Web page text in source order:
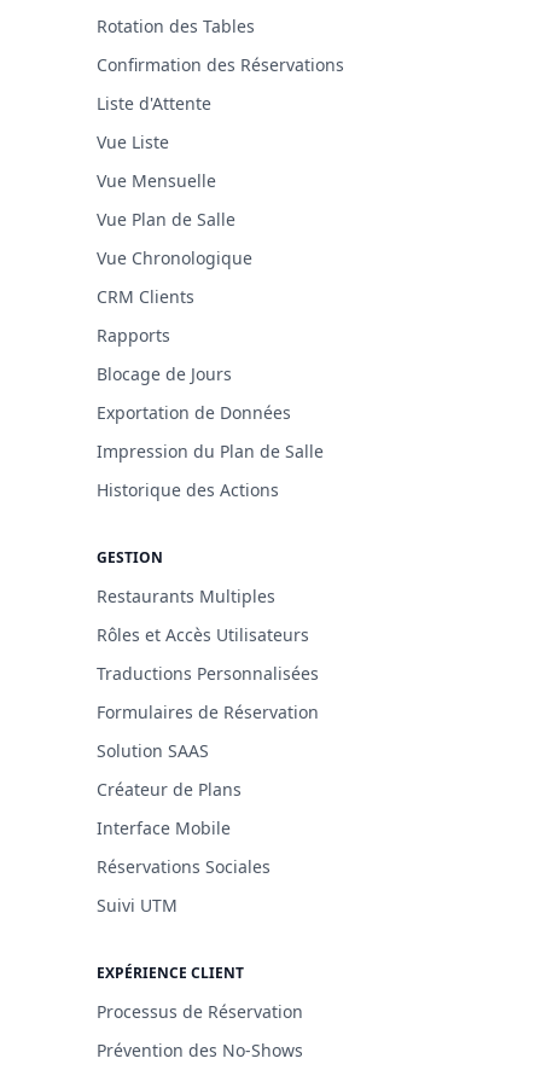
Rotation des Tables
Confirmation des Réservations
Liste d'Attente
Vue Liste
Vue Mensuelle
Vue Plan de Salle
Vue Chronologique
CRM Clients
Rapports
Blocage de Jours
Exportation de Données
Impression du Plan de Salle
Historique des Actions
GESTION
Restaurants Multiples
Rôles et Accès Utilisateurs
Traductions Personnalisées
Formulaires de Réservation
Solution SAAS
Créateur de Plans
Interface Mobile
Réservations Sociales
Suivi UTM
EXPÉRIENCE CLIENT
Processus de Réservation
Prévention des No-Shows